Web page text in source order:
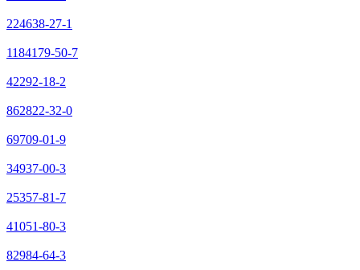
224638-27-1
1184179-50-7
42292-18-2
862822-32-0
69709-01-9
34937-00-3
25357-81-7
41051-80-3
82984-64-3